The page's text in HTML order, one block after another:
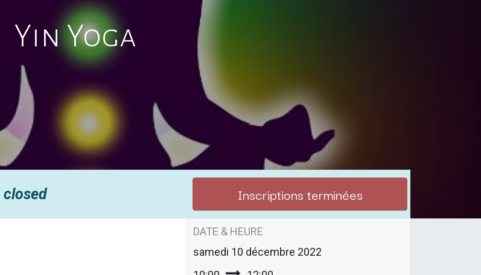
Yin Yoga
closed Inscriptions terminées
DATE & HEURE
samedi 10 décembre 2022